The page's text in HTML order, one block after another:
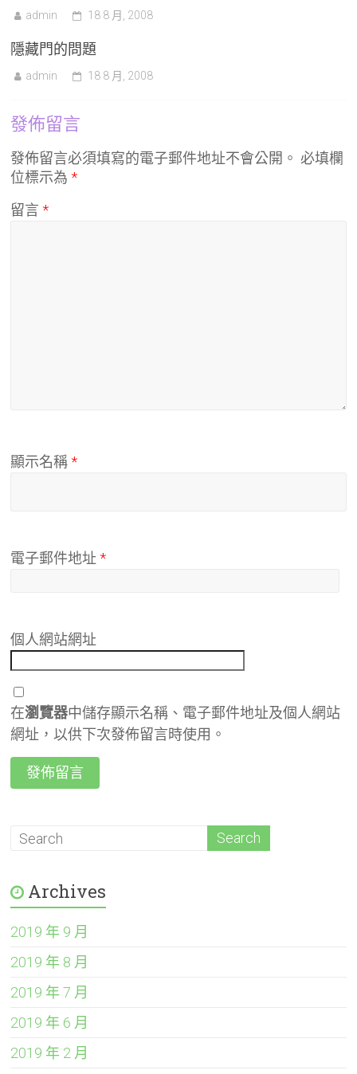
admin 18 8 月, 2008
隱藏門的問題
admin 18 8 月, 2008
發佈留言
發佈留言必須填寫的電子郵件地址不會公開。 必填欄
位標示為*
留言*
顯示名稱*
電子郵件地址*
個人網站網址
在瀏覽器中儲存顯示名稱、電子郵件地址及個人網站
網址，以供下次發佈留言時使用。
Archives
2019 年 9 月
2019 年 8 月
2019 年 7 月
2019 年 6 月
2019 年 2 月